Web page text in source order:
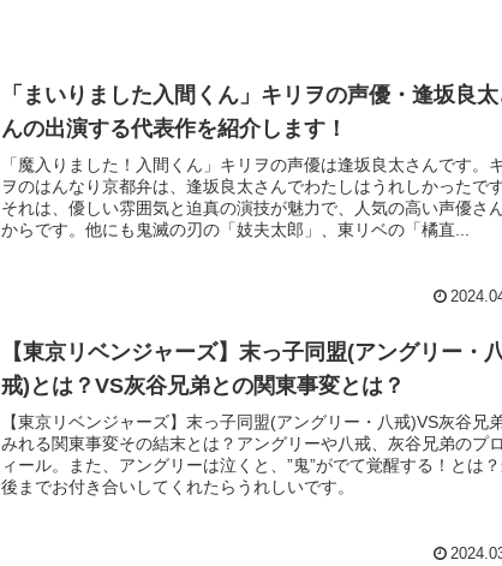
「まいりました入間くん」キリヲの声優・逢坂良太
んの出演する代表作を紹介します！
「魔入りました！入間くん」キリヲの声優は逢坂良太さんです。
ヲのはんなり京都弁は、逢坂良太さんでわたしはうれしかったです
それは、優しい雰囲気と迫真の演技が魅力で、人気の高い声優さ
からです。他にも鬼滅の刃の「妓夫太郎」、東リベの「橘直...
【東京リベンジャーズ】末っ子同盟(アングリー・八
戒)とは？VS灰谷兄弟との関東事変とは？
【東京リベンジャーズ】末っ子同盟(アングリー・八戒)VS灰谷兄
みれる関東事変その結末とは？アングリーや八戒、灰谷兄弟のプ
ィール。また、アングリーは泣くと、”鬼”がでて覚醒する！とは
後までお付き合いしてくれたらうれしいです。